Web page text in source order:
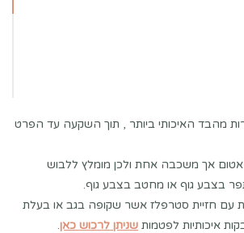
מהבד האיכותי ביותר , תוך השקעה עד הפרט
אך משכבה אחת ולכן מומלץ ללבוש
בצבע גוף או מחטב בצבע גוף.
עם חזיית סטרפלז אשר שקופה בגב או בעלת
איכותיות לפטמות שניתן לרכוש כאן.